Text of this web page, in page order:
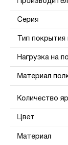
Серия
Тип
Нагрузка на
Материал
Количество
Цвет
Материал